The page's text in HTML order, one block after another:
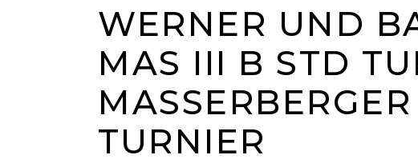
WERNER UND
MAS III B STD
TURNIER